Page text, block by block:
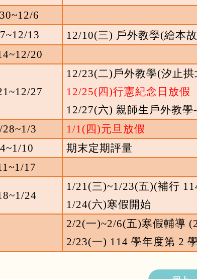
6
13 12/10(三) 戶外教學(繪本
20
27
12/23(二)戶外教學(汐止拱
12/25(四)行憲紀念日放假
12/27(六) 親師生戶外教學
28~1/3 1/1(四)元旦放假
10
期末定期評量
17
24
1/21(三)~1/23(五)(補行
1/24(六)寒假開始
2/2(一)~2/6(五)寒假輔導
2/23(一) 114 學年度第 2